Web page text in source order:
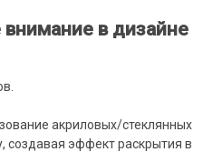
в дизайне
акриловых/стеклянных
создавая эффект раскрытия в